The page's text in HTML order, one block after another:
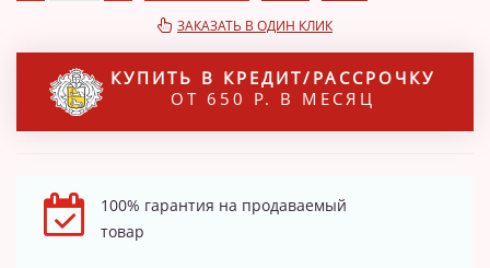
ЗАКАЗАТЬ В ОДИН КЛИК
КУПИТЬ В КРЕДИТ/РАССРОЧКУ
ОТ 650 Р. В МЕСЯЦ
100% гарантия на продаваемый
товар